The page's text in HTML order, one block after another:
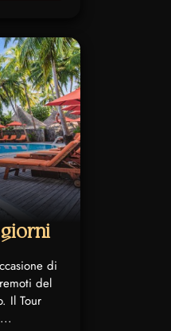
di
del
Il Tour